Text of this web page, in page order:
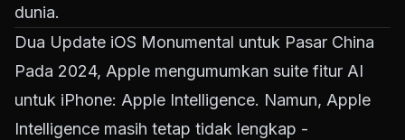
dunia.
Dua Update iOS Monumental untuk Pasar China
Pada 2024, Apple mengumumkan suite fitur AI
untuk iPhone: Apple Intelligence. Namun, Apple
Intelligence masih tetap tidak lengkap -